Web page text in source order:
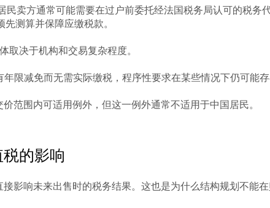
民卖方通常可能需要在过户前委托经法国税务局认可的税务
测算并保障应缴税款。
取决于机构和交易复杂程度。
限减免而无需实际缴税，程序性要求在某些情况下仍可能
范围内可适用例外，但这一例外通常不适用于中国居民。
的影响
影响未来出售时的税务结果。这也是为什么结构规划不能